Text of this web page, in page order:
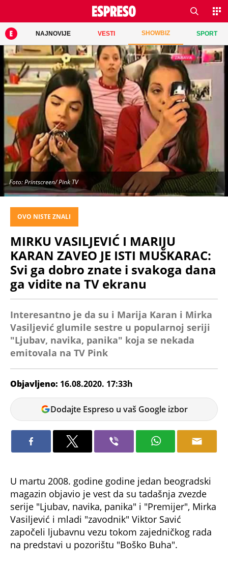
NAJNOVIJE VESTI SHOWBIZ SPORT
Foto: Printscreen/ Pink TV
OVO NISTE ZNALI
MIRKU VASILJEVIĆ I MARIJU
KARAN ZAVEO JE ISTI MUŠKARAC:
Svi ga dobro znate i svakoga dana
ga vidite na TV ekranu
Interesantno je da su i Marija Karan i Mirka
Vasiljević glumile sestre u popularnoj seriji
"Ljubav, navika, panika" koja se nekada
emitovala na TV Pink
Objavljeno: 16.08.2020. 17:33h
Nikola
Husein
Dodajte Espreso u vaš Google izbor
magazin objavio je vest da su tadašnja zvezde
serije "Ljubav, navika, panika" i "Premijer", Mirka
Vasiljević i mladi "zavodnik" Viktor Savić
započeli ljubavnu vezu tokom zajedničkog rada
na predstavi u pozorištu "Boško Buha".